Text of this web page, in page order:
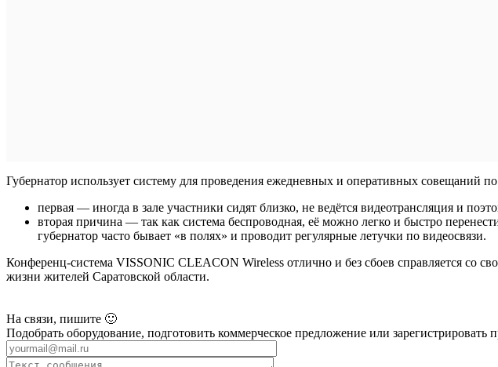
Губернатор использует систему для проведения ежедневных и оперативных
первая — иногда в зале участники сидят близко, не ведётся видеотрансляция и
вторая причина — так как система беспроводная, её можно легко и быстро
губернатор часто бывает «в полях» и проводит регулярные летучки по видеосвязи.
Конференц-система VISSONIC CLEACON Wireless отлично и без сбоев справляется со
жизни жителей Саратовской области.
На связи, пишите 🙂
Подобрать оборудование, подготовить коммерческое предложение или